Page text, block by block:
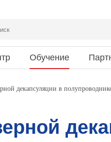
спецпредложения
Обучение
декапсуляции в